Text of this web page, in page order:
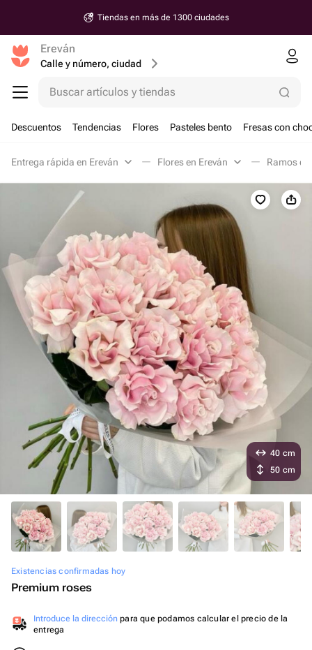
Tiendas en más de 1300 ciudades
Ereván
Calle y número, ciudad
Buscar artículos y tiendas
Descuentos Tendencias Flores Pasteles bento Fresas con
Entrega rápida en Ereván Flores en Ereván Ramos
Existencias confirmadas hoy
Premium roses
Introduce la dirección para que podamos calcular el precio de la
entrega
40 cm
50 cm